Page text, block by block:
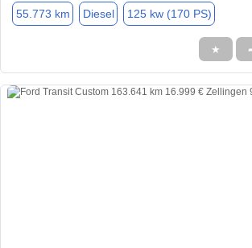
55.773 km Diesel 125 kw (170 PS)
★